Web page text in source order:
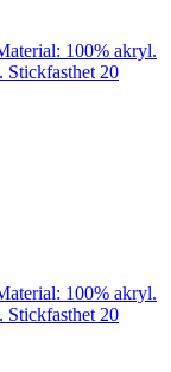
100% akryl.
Stickfasthet 20
100% akryl.
Stickfasthet 20